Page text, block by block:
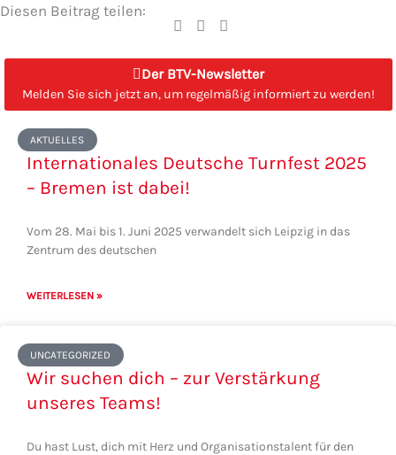
Diesen Beitrag teilen:
Der BTV-Newsletter
Melden Sie sich jetzt an, um regelmäßig informiert zu werden!
AKTUELLES
Internationales Deutsche Turnfest 2025
– Bremen ist dabei!
Vom 28. Mai bis 1. Juni 2025 verwandelt sich Leipzig in das
Zentrum des deutschen
WEITERLESEN »
UNCATEGORIZED
Wir suchen dich – zur Verstärkung
unseres Teams!
Du hast Lust, dich mit Herz und Organisationstalent für den